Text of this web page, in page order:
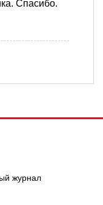
Спасибо.
журнал